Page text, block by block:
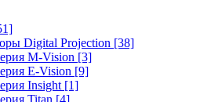
Digital Projection [38]
M-Vision [3]
E-Vision [9]
Insight [1]
Titan [4]